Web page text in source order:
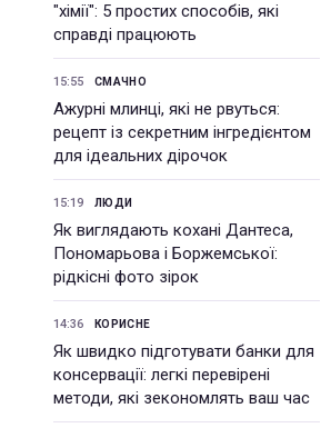
"хімії": 5 простих способів, які
справді працюють
15:55 СМАЧНО
Ажурні млинці, які не рвуться:
рецепт із секретним інгредієнтом
для ідеальних дірочок
15:19 ЛЮДИ
Як виглядають кохані Дантеса,
Пономарьова і Боржемської:
рідкісні фото зірок
14:36 КОРИСНЕ
Як швидко підготувати банки для
консервації: легкі перевірені
методи, які зекономлять ваш час